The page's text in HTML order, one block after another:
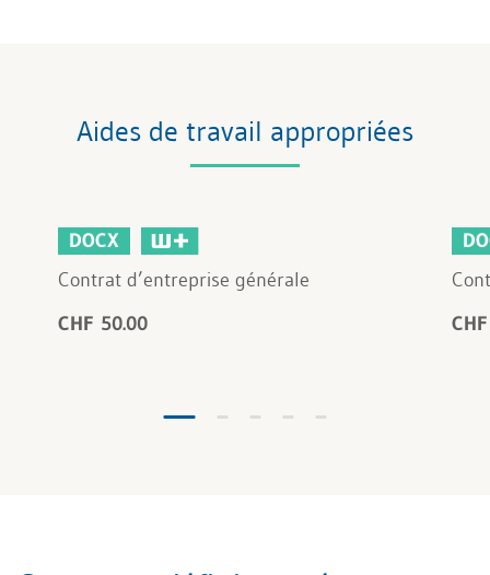
Aides de travail appropriées
DOCX
Contrat d’entreprise générale
CHF 50.00